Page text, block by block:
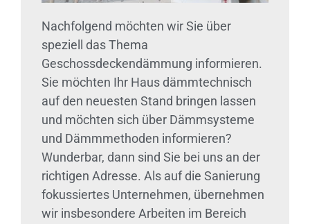
Nachfolgend möchten wir Sie über
speziell das Thema
Geschossdeckendämmung informieren.
Sie möchten Ihr Haus dämmtechnisch
auf den neuesten Stand bringen lassen
und möchten sich über Dämmsysteme
und Dämmmethoden informieren?
Wunderbar, dann sind Sie bei uns an der
richtigen Adresse. Als auf die Sanierung
fokussiertes Unternehmen, übernehmen
wir insbesondere Arbeiten im Bereich